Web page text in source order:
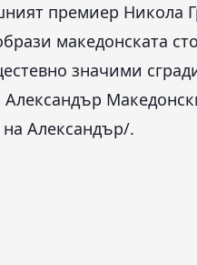
премиер Никола
македонската
значими
Александър/.